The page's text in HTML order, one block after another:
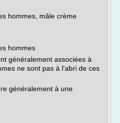
hommes, mâle crème
hommes
généralement associées à
ne sont pas à l'abri de ces
généralement à une